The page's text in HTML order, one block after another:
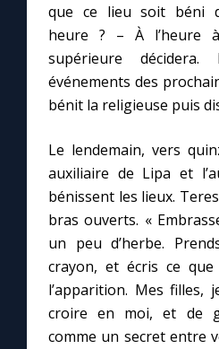
Marie de Nazareth
que ce lieu soit béni
heure ? – À l’heure
supérieure
événements des
bénit la religieuse puis
Le lendemain, vers
auxiliaire de Lipa et
bénissent les lieux.
bras ouverts. «
un peu d’herbe.
crayon, et écris ce
l’apparition. Mes filles,
croire en moi, et de
comme un secret entre